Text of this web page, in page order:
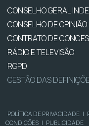
CONSELHO GERAL
CONSELHO DE OPINIÃO
CONTRATO DE
RÁDIO E TELEVISÃO
RGPD
GESTÃO DAS
POLÍTICA DE PRIVACIDADE |
CONDIÇÕES | PUBLICIDADE